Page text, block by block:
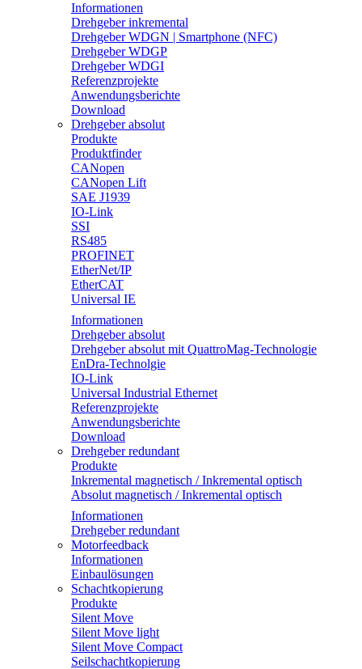
Informationen
Drehgeber inkremental
Drehgeber WDGN | Smartphone (NFC)
Drehgeber WDGP
Drehgeber WDGI
Referenzprojekte
Anwendungsberichte
Download
Drehgeber absolut
Produkte
Produktfinder
CANopen
CANopen Lift
SAE J1939
IO-Link
SSI
RS485
PROFINET
EtherNet/IP
EtherCAT
Universal IE
Informationen
Drehgeber absolut
Drehgeber absolut mit QuattroMag-Technologie
EnDra-Technolgie
IO-Link
Universal Industrial Ethernet
Referenzprojekte
Anwendungsberichte
Download
Drehgeber redundant
Produkte
Inkremental magnetisch / Inkremental optisch
Absolut magnetisch / Inkremental optisch
Informationen
Drehgeber redundant
Motorfeedback
Informationen
Einbaulösungen
Schachtkopierung
Produkte
Silent Move
Silent Move light
Silent Move Compact
Seilschachtkopierung